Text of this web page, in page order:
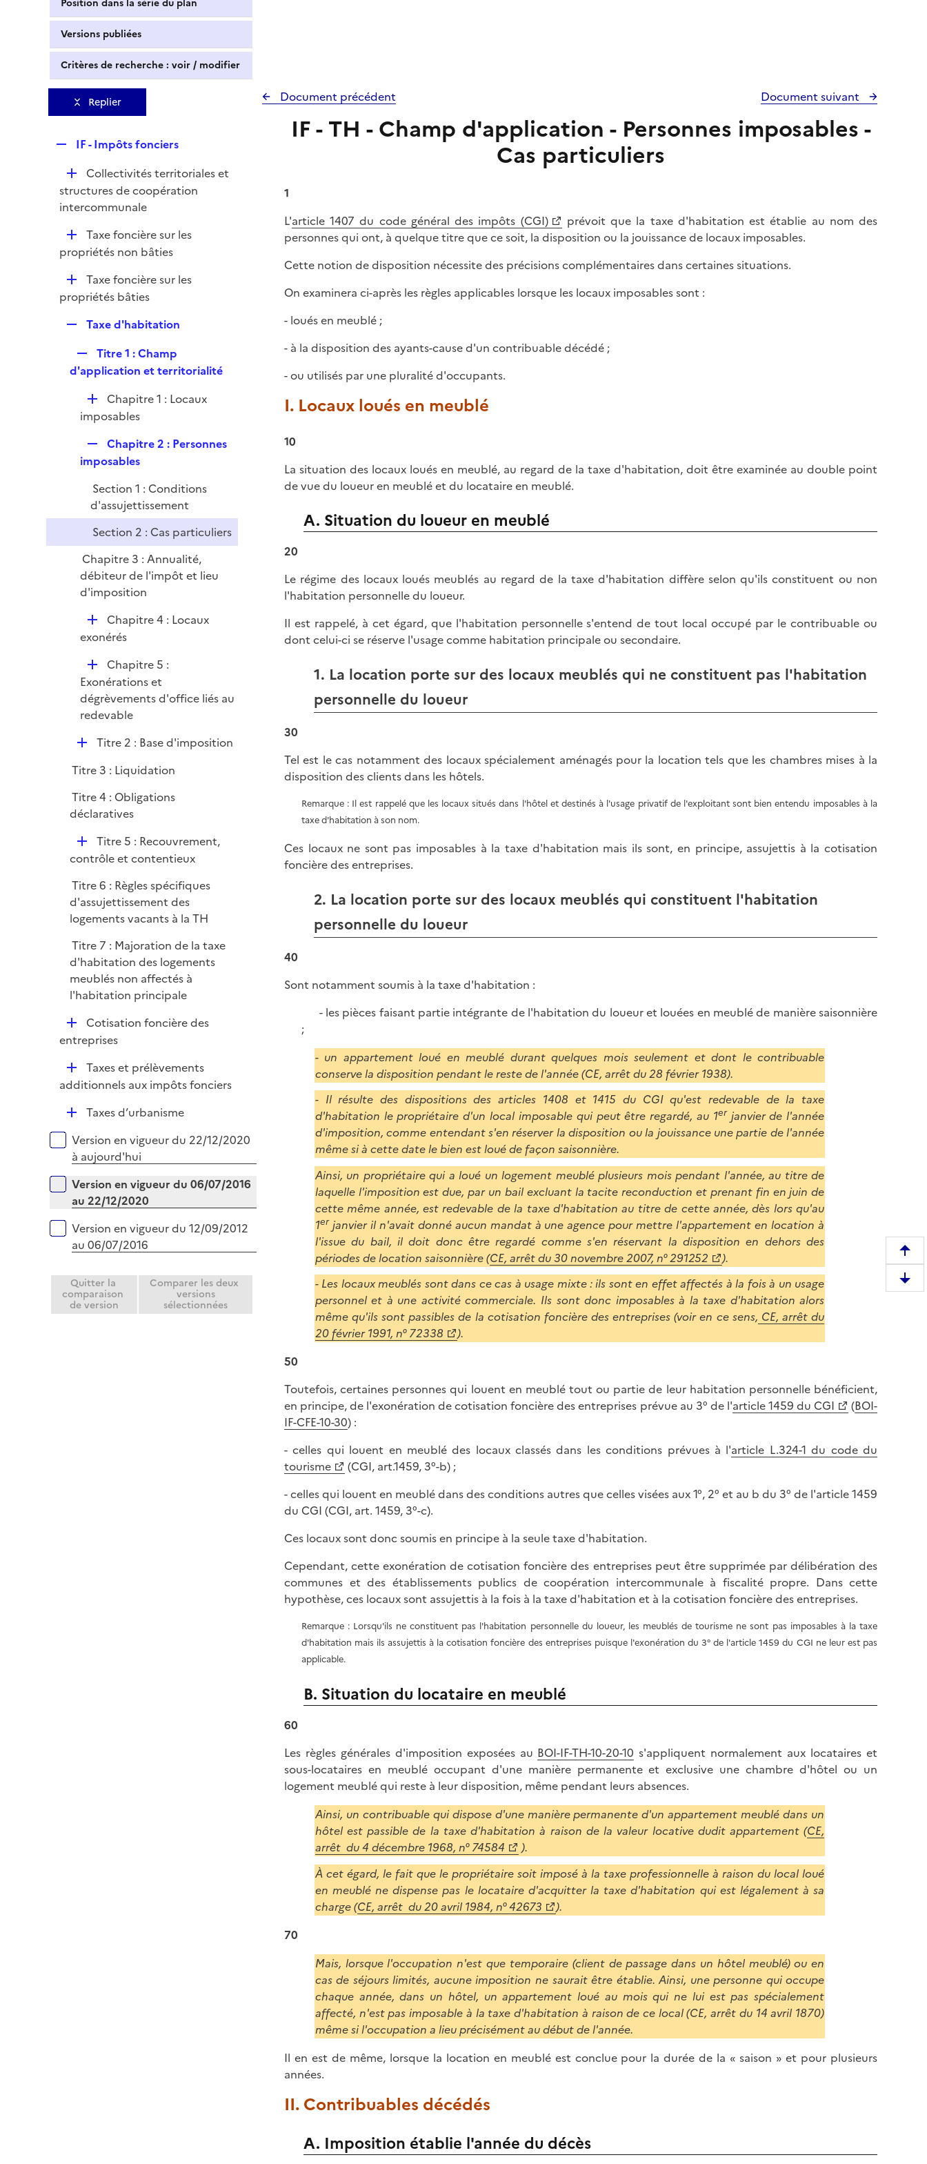
Position dans la série du plan
Versions publiées
Critères de recherche : voir / modifier
Replier
p
l
i
e
r
IF - Impôts fonciers
D
é
p
e
Collectivités territoriales et
structures de coopération
intercommunale
D
é
i
Taxe foncière sur les
propriétés non bâties
D
é
r
Taxe foncière sur les
propriétés bâties
p
l
r
Taxe d'habitation
e
l
i
Titre 1 : Champ
d'application et territorialité
D
é
i
r
Chapitre 1 : Locaux
imposables
e
l
i
r
Chapitre 2 : Personnes
imposables
Section 1 : Conditions
d'assujettissement
Section 2 : Cas particuliers
Chapitre 3 : Annualité,
débiteur de l'impôt et lieu
d'imposition
D
é
i
e
r
Chapitre 4 : Locaux
exonérés
D
é
p
l
e
r
Chapitre 5 :
Exonérations et
dégrèvements d'office liés au
redevable
D
p
l
i
Titre 2 : Base d'imposition
Titre 3 : Liquidation
Titre 4 : Obligations
déclaratives
D
é
l
i
e
r
Titre 5 : Recouvrement,
contrôle et contentieux
Titre 6 : Règles spécifiques
d'assujettissement des
logements vacants à la TH
Titre 7 : Majoration de la taxe
d'habitation des logements
meublés non affectés à
l'habitation principale
D
é
i
Cotisation foncière des
entreprises
D
é
i
e
r
Taxes et prélèvements
additionnels aux impôts fonciers
D
p
l
i
r
Taxes d’urbanisme
Versions sur la période
Version en vigueur du 22/12/2020
à aujourd'hui
Version en vigueur du 06/07/2016
au 22/12/2020
Version en vigueur du 12/09/2012
au 06/07/2016
Quitter la
comparaison
de version
Comparer les deux
versions
sélectionnées
Document précédent Document suivant
IF - TH - Champ d'application - Personnes imposables -
Cas particuliers
1
L'article 1407 du code général des impôts (CGI)
prévoit que la taxe d'habitation est établie au nom des
personnes qui ont, à quelque titre que ce soit, la disposition ou la jouissance de locaux imposables.
Cette notion de disposition nécessite des précisions complémentaires dans certaines situations.
On examinera ci-après les règles applicables lorsque les locaux imposables sont :
- loués en meublé ;
- à la disposition des ayants-cause d'un contribuable décédé ;
- ou utilisés par une pluralité d'occupants.
I. Locaux loués en meublé
10
La situation des locaux loués en meublé, au regard de la taxe d'habitation, doit être examinée au double point
de vue du loueur en meublé et du locataire en meublé.
A. Situation du loueur en meublé
20
Le régime des locaux loués meublés au regard de la taxe d'habitation diffère selon qu'ils constituent ou non
l'habitation personnelle du loueur.
Il est rappelé, à cet égard, que l'habitation personnelle s'entend de tout local occupé par le contribuable ou
dont celui-ci se réserve l'usage comme habitation principale ou secondaire.
1. La location porte sur des locaux meublés qui ne constituent pas l'habitation
personnelle du loueur
30
Tel est le cas notamment des locaux spécialement aménagés pour la location tels que les chambres mises à la
disposition des clients dans les hôtels.
Remarque : Il est rappelé que les locaux situés dans l'hôtel et destinés à l'usage privatif de l'exploitant sont bien entendu imposables à la
taxe d'habitation à son nom.
Ces locaux ne sont pas imposables à la taxe d'habitation mais ils sont, en principe, assujettis à la cotisation
foncière des entreprises.
2. La location porte sur des locaux meublés qui constituent l'habitation
personnelle du loueur
40
Sont notamment soumis à la taxe d'habitation :
- les pièces faisant partie intégrante de l'habitation du loueur et louées en meublé de manière saisonnière
;
- un appartement loué en meublé durant quelques mois seulement et dont le contribuable
conserve la disposition pendant le reste de l'année (CE, arrêt du 28 février 1938).
- Il résulte des dispositions des articles 1408 et 1415 du CGI qu'est redevable de la taxe
d'habitation le propriétaire d'un local imposable qui peut être regardé, au 1erjanvier de l'année
d'imposition, comme entendant s'en réserver la disposition ou la jouissance une partie de l'année
même si à cette date le bien est loué de façon saisonnière.
Ainsi, un propriétaire qui a loué un logement meublé plusieurs mois pendant l'année, au titre de
laquelle l'imposition est due, par un bail excluant la tacite reconduction et prenant fin en juin de
cette même année, est redevable de la taxe d'habitation au titre de cette année, dès lors qu'au
1erjanvier il n'avait donné aucun mandat à une agence pour mettre l'appartement en location à
l'issue du bail, il doit donc être regardé comme s'en réservant la disposition en dehors des
périodes de location saisonnière (CE, arrêt du 30 novembre 2007, n° 291252
).
- Les locaux meublés sont dans ce cas à usage mixte : ils sont en effet affectés à la fois à un usage
personnel et à une activité commerciale. Ils sont donc imposables à la taxe d'habitation alors
même qu'ils sont passibles de la cotisation foncière des entreprises (voir en ce sens, CE, arrêt du
20 février 1991, n° 72338
).
50
Toutefois, certaines personnes qui louent en meublé tout ou partie de leur habitation personnelle bénéficient,
en principe, de l'exonération de cotisation foncière des entreprises prévue au 3° de l'article 1459 du CGI (BOI-
IF-CFE-10-30) :
- celles qui louent en meublé des locaux classés dans les conditions prévues à l'article L.324-1 du code du
tourisme
(CGI, art.1459, 3°-b) ;
- celles qui louent en meublé dans des conditions autres que celles visées aux 1°, 2° et au b du 3° de l'article 1459
du CGI (CGI, art. 1459, 3°-c).
Ces locaux sont donc soumis en principe à la seule taxe d'habitation.
Cependant, cette exonération de cotisation foncière des entreprises peut être supprimée par délibération des
communes et des établissements publics de coopération intercommunale à fiscalité propre. Dans cette
hypothèse, ces locaux sont assujettis à la fois à la taxe d'habitation et à la cotisation foncière des entreprises.
Remarque : Lorsqu'ils ne constituent pas l'habitation personnelle du loueur, les meublés de tourisme ne sont pas imposables à la taxe
d'habitation mais ils assujettis à la cotisation foncière des entreprises puisque l'exonération du 3° de l'article 1459 du CGI ne leur est pas
applicable.
B. Situation du locataire en meublé
60
Les règles générales d'imposition exposées au BOI-IF-TH-10-20-10 s'appliquent normalement aux locataires et
sous-locataires en meublé occupant d'une manière permanente et exclusive une chambre d'hôtel ou un
logement meublé qui reste à leur disposition, même pendant leurs absences.
Ainsi, un contribuable qui dispose d'une manière permanente d'un appartement meublé dans un
hôtel est passible de la taxe d'habitation à raison de la valeur locative dudit appartement (CE,
arrêt du 4 décembre 1968, n° 74584
).
À cet égard, le fait que le propriétaire soit imposé à la taxe professionnelle à raison du local loué
en meublé ne dispense pas le locataire d'acquitter la taxe d'habitation qui est légalement à sa
charge (CE, arrêt du 20 avril 1984, n° 42673
).
70
Mais, lorsque l'occupation n'est que temporaire (client de passage dans un hôtel meublé) ou en
cas de séjours limités, aucune imposition ne saurait être établie. Ainsi, une personne qui occupe
chaque année, dans un hôtel, un appartement loué au mois qui ne lui est pas spécialement
affecté, n'est pas imposable à la taxe d'habitation à raison de ce local (CE, arrêt du 14 avril 1870)
même si l'occupation a lieu précisément au début de l'année.
Il en est de même, lorsque la location en meublé est conclue pour la durée de la « saison » et pour plusieurs
années.
II. Contribuables décédés
A. Imposition établie l'année du décès
e
m
D